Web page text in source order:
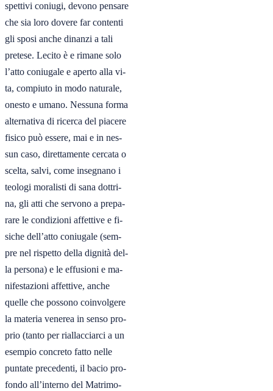
spettivi coniugi, devono pensare
che sia loro dovere far contenti
gli sposi anche dinanzi a tali
pretese. Lecito è e rimane solo
l’atto coniugale e aperto alla vi-
ta, compiuto in modo naturale,
onesto e umano. Nessuna forma
alternativa di ricerca del piacere
fisico può essere, mai e in nes-
sun caso, direttamente cercata o
scelta, salvi, come insegnano i
teologi moralisti di sana dottri-
na, gli atti che servono a prepa-
rare le condizioni affettive e fi-
siche dell’atto coniugale (sem-
pre nel rispetto della dignità del-
la persona) e le effusioni e ma-
nifestazioni affettive, anche
quelle che possono coinvolgere
la materia venerea in senso pro-
prio (tanto per riallacciarci a un
esempio concreto fatto nelle
puntate precedenti, il bacio pro-
fondo all’interno del Matrimo-